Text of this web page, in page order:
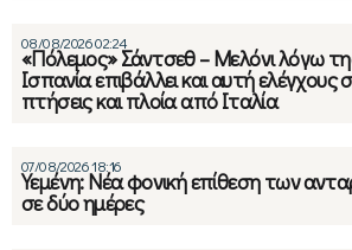
08/08/2026 02:24
«Πόλεμος» Σάντσεθ – Μελόνι λόγω
Ισπανία επιβάλλει και αυτή
πτήσεις και πλοία από Ιταλία
07/08/2026 18:16
Υεμένη: Νέα φονική επίθεση των
σε δύο ημέρες